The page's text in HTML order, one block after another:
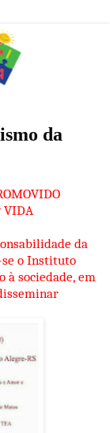
da
VIDA
da
o Instituto
à sociedade, em